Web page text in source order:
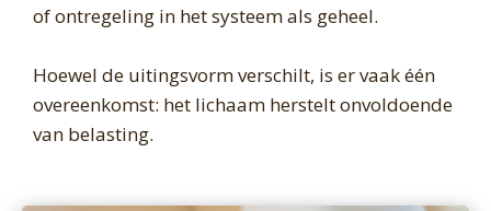
of ontregeling in het systeem als geheel.
Hoewel de uitingsvorm verschilt, is er vaak één
overeenkomst: het lichaam herstelt onvoldoende
van belasting.